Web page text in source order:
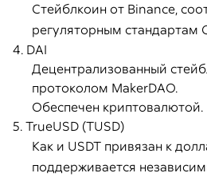
Стейблкоин от Binance,
регуляторным стандартам
4. DAI
Децентрализованный
протоколом MakerDAO.
Обеспечен криптовалютой.
5. TrueUSD (TUSD)
Как и USDT привязан к
поддерживается